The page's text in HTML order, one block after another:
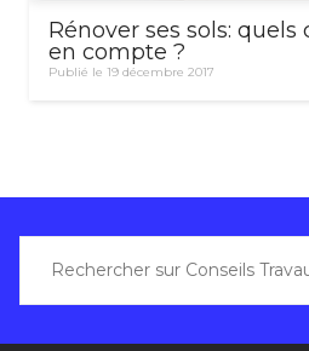
Rénover ses sols:
en compte ?
Publié le 19 décembre 2017